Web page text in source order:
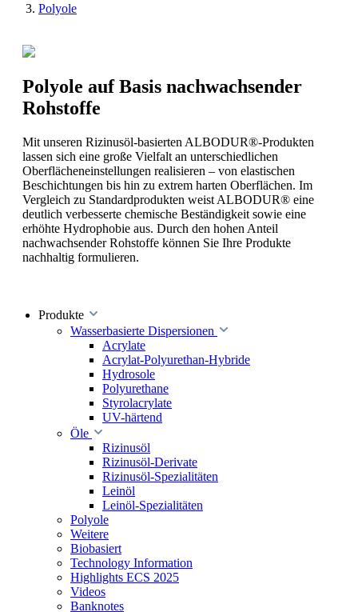
Polyole
Polyole auf Basis nachwachsender
Rohstoffe
Mit unseren Rizinusöl-basierten ALBODUR®-Produkten
lassen sich eine große Vielfalt an unterschiedlichen
Oberflächeneinstellungen realisieren – von elastischen
Beschichtungen bis hin zu extrem harten Oberflächen. Im
Vergleich zu Standardprodukten weist ALBODUR® eine
deutlich verbesserte chemische Beständigkeit sowie eine
erhöhte Hydrophobie aus. Durch den hohen Anteil
nachwachsender Rohstoffe können Sie Ihre Produkte
nachhaltig formulieren.
Produkte
Wasserbasierte Dispersionen
Acrylate
Acrylat-Polyurethan-Hybride
Hydrosole
Polyurethane
Styrolacrylate
UV-härtend
Öle
Rizinusöl
Rizinusöl-Derivate
Rizinusöl-Spezialitäten
Leinöl
Leinöl-Spezialitäten
Polyole
Weitere
Biobasiert
Technology Information
Highlights ECS 2025
Videos
Banknotes